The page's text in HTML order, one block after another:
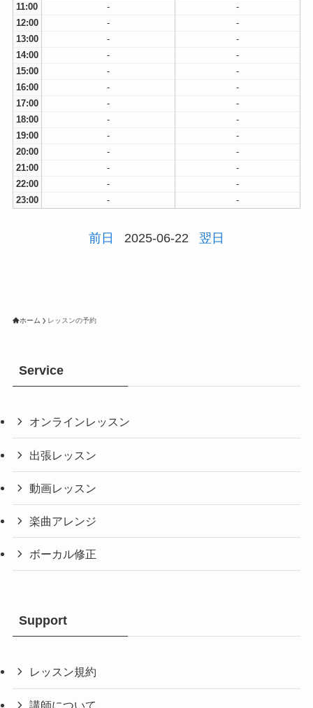
11:00
-
-
12:00
-
-
13:00
-
-
14:00
-
-
15:00
-
-
16:00
-
-
17:00
-
-
18:00
-
-
19:00
-
-
20:00
-
-
21:00
-
-
22:00
-
-
23:00
- -
前日 2025-06-22 翌日
ホーム レッスンの予約
Service
オンラインレッスン
出張レッスン
動画レッスン
楽曲アレンジ
ボーカル修正
Support
レッスン規約
講師について